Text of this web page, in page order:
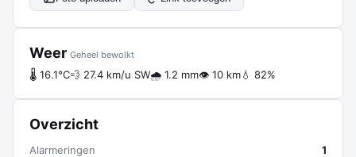
Weer Geheel bewolkt
🌡 16.1°C💨 27.4 km/u SW🌧 1.2 mm👁 10 km💧 82%
Overzicht
Alarmeringen
1